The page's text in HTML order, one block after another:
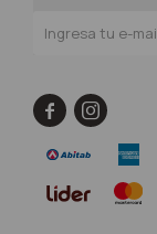
 